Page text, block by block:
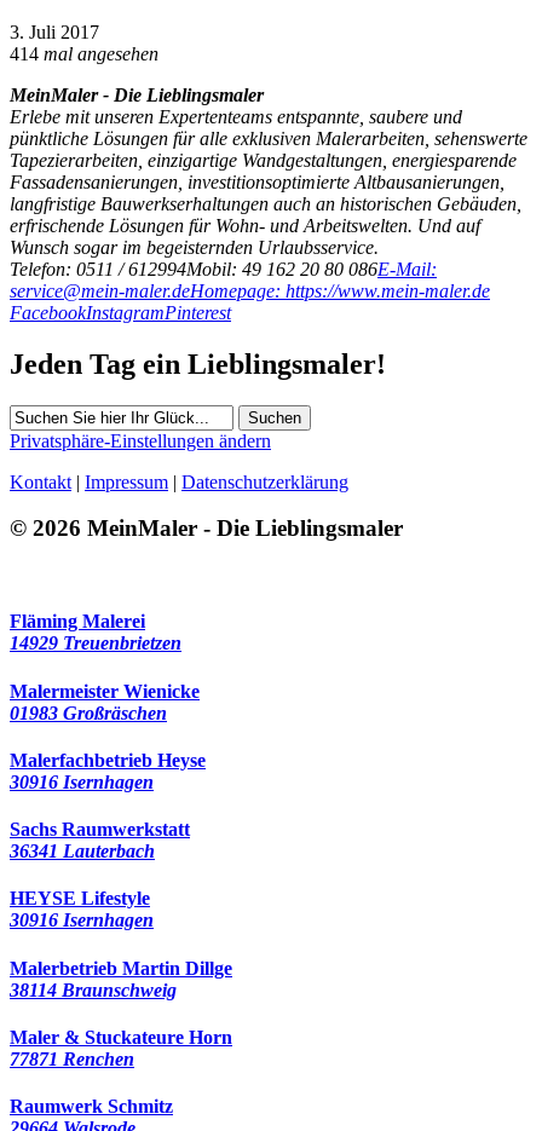
3. Juli 2017
414 mal angesehen
MeinMaler - Die Lieblingsmaler
Erlebe mit unseren Expertenteams entspannte, saubere und
pünktliche Lösungen für alle exklusiven Malerarbeiten, sehenswerte
Tapezierarbeiten, einzigartige Wandgestaltungen, energiesparende
Fassadensanierungen, investitionsoptimierte Altbausanierungen,
langfristige Bauwerkserhaltungen auch an historischen Gebäuden,
erfrischende Lösungen für Wohn- und Arbeitswelten. Und auf
Wunsch sogar im begeisternden Urlaubsservice.
Telefon: 0511 / 612994Mobil: 49 162 20 80 086E-Mail:
service@mein-maler.deHomepage: https://www.mein-maler.de
FacebookInstagramPinterest
Jeden Tag ein Lieblingsmaler!
Suchen
Privatsphäre-Einstellungen ändern
Kontakt | Impressum | Datenschutzerklärung
© 2026 MeinMaler - Die Lieblingsmaler
Fläming Malerei
14929 Treuenbrietzen
Malermeister Wienicke
01983 Großräschen
Malerfachbetrieb Heyse
30916 Isernhagen
Sachs Raumwerkstatt
36341 Lauterbach
HEYSE Lifestyle
30916 Isernhagen
Malerbetrieb Martin Dillge
38114 Braunschweig
Maler & Stuckateure Horn
77871 Renchen
Raumwerk Schmitz